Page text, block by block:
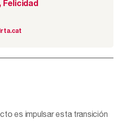
Felicidad
es impulsar esta transición